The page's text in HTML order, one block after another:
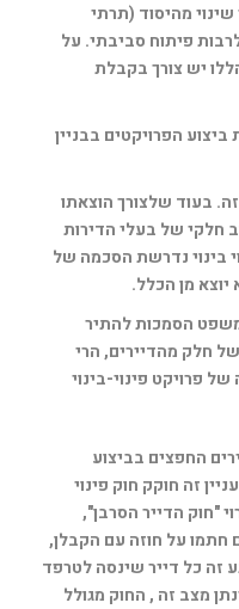
מהיסוד (תרתי
פיתוח סביבתי. על
יש צורך בקבלת
הפרויקטים בבניין
בעניין זה. בעוד שלצורך הוצאתו
תמ"א 38 נדרש רוב חלקי של בעלי הדירות
פינוי בינוי נדרשת הסכמה של
מן הכלל.
הסמכות להתיר
חרף סירובם של חלק מהדיירים, הרי
פרויקט פינוי-בינוי
החפצים בביצוע
זה חוקק חוק פינוי
ש-80% מהדיירים חתמו על חוזה עם הקבלן,
זה כל דייר שינסה לטרפד
מצב זה , החוק מגולל